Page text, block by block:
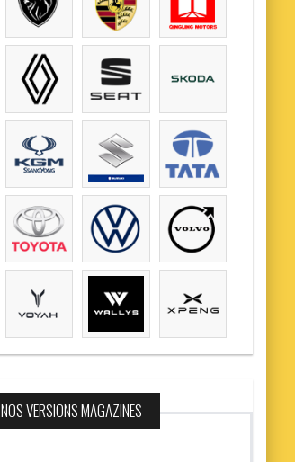
NOS VERSIONS MAGAZINES